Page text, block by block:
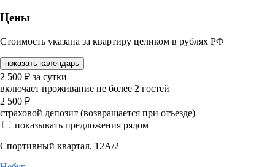
Цены
Стоимость указана за квартиру целиком в рублях РФ
показать календарь
2 500 ₽ за сутки
включает проживание не более 2 гостей
2 500 ₽
страховой депозит (возвращается при отъезде)
показывать предложения рядом
Спортивный квартал, 12А/2